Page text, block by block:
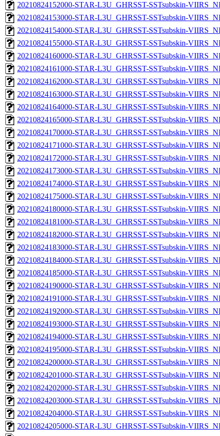
20210824152000-STAR-L3U_GHRSST-SSTsubskin-
20210824153000-STAR-L3U_GHRSST-SSTsubskin-
20210824154000-STAR-L3U_GHRSST-SSTsubskin-
20210824155000-STAR-L3U_GHRSST-SSTsubskin-
20210824160000-STAR-L3U_GHRSST-SSTsubskin-
20210824161000-STAR-L3U_GHRSST-SSTsubskin-
20210824162000-STAR-L3U_GHRSST-SSTsubskin-
20210824163000-STAR-L3U_GHRSST-SSTsubskin-
20210824164000-STAR-L3U_GHRSST-SSTsubskin-
20210824165000-STAR-L3U_GHRSST-SSTsubskin-
20210824170000-STAR-L3U_GHRSST-SSTsubskin-
20210824171000-STAR-L3U_GHRSST-SSTsubskin-
20210824172000-STAR-L3U_GHRSST-SSTsubskin-
20210824173000-STAR-L3U_GHRSST-SSTsubskin-
20210824174000-STAR-L3U_GHRSST-SSTsubskin-
20210824175000-STAR-L3U_GHRSST-SSTsubskin-
20210824180000-STAR-L3U_GHRSST-SSTsubskin-
20210824181000-STAR-L3U_GHRSST-SSTsubskin-
20210824182000-STAR-L3U_GHRSST-SSTsubskin-
20210824183000-STAR-L3U_GHRSST-SSTsubskin-
20210824184000-STAR-L3U_GHRSST-SSTsubskin-
20210824185000-STAR-L3U_GHRSST-SSTsubskin-
20210824190000-STAR-L3U_GHRSST-SSTsubskin-
20210824191000-STAR-L3U_GHRSST-SSTsubskin-
20210824192000-STAR-L3U_GHRSST-SSTsubskin-
20210824193000-STAR-L3U_GHRSST-SSTsubskin-
20210824194000-STAR-L3U_GHRSST-SSTsubskin-
20210824195000-STAR-L3U_GHRSST-SSTsubskin-
20210824200000-STAR-L3U_GHRSST-SSTsubskin-
20210824201000-STAR-L3U_GHRSST-SSTsubskin-
20210824202000-STAR-L3U_GHRSST-SSTsubskin-
20210824203000-STAR-L3U_GHRSST-SSTsubskin-
20210824204000-STAR-L3U_GHRSST-SSTsubskin-
20210824205000-STAR-L3U_GHRSST-SSTsubskin-